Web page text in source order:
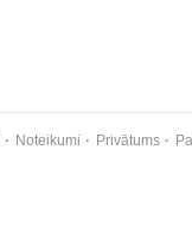
Noteikumi Privātums